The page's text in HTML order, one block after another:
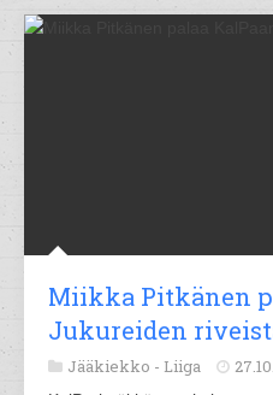
Miikka Pitkänen
Jukureiden
Jääkiekko - Liiga